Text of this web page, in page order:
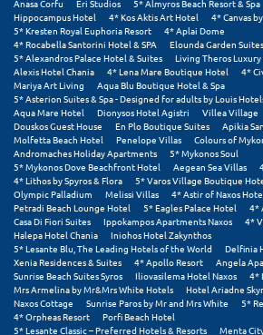
Τυρός
Υ
Ύδρα
Φ
Φιλιατρά Μεσσηνίας
Φλώρινα
Φοινικούντα
Χ
Anasa Corfu
Eri Studios 5* Almyros Beach Resort & Spa
Hippocampus Hotel
4* Kos Aktis Art Hotel
4* Canvas
5* Kresten Royal Euphoria Resort
4* Aplai Dome
4* Rocabella Santorini Hotel & SPA
Elounda Garden Suites
5* Alexandros Palace Hotel & Suites
Living Theros Luxury
Alexis Hotel Chania
4* Lena Mare Boutique Hotel
4*
Mariya Art Living
Aqua Blu Boutique Hotel & Spa
5* Asterion Suites & Spa - Designed for adults by Louis
Aqua Mare Hotel
Dionysos Hotel Agistri Villea Village
Douskos Guest House
En Plo Boutique Suites
Apikia
Molfetta Beach Hotel
Penelope Villas
Colours of
Andromaches Holiday Apartments
5* Mykonos Soul
5* Mykonos Dove Beachfront Hotel
Aegean Sea Villas
4* Lithos by Spyros & Flora
5* Varos Village Boutique
Olympic Palladium
Melissi Villas
4* Astir of Naxos
Petradi Beach Lounge Hotel
5* Eagles Palace Hotel
4*
Casa Di Fiori Suites
Ippokampos Apartments Naxos
4*
Halepa Hotel Chania
Iniohos Hotel Zakynthos
5* Lesante Blu, The Leading Hotels of the World
Delfinia
Xenia Residences & Suites
4* Apollo Resort
Angela
Sunrise Beach Suites Syros
Iliovasilema Hotel Naxos
4*
Mrs Armelina by Mr&Mrs White Hotels
Hotel Ariadne
Naxos Cottage
Sunrise Paros by Mr and Mrs White
5*
4* Orpheas Resort
Porfi Beach Hotel
5* Lesante Classic – Preferred Hotels & Resorts
Menta